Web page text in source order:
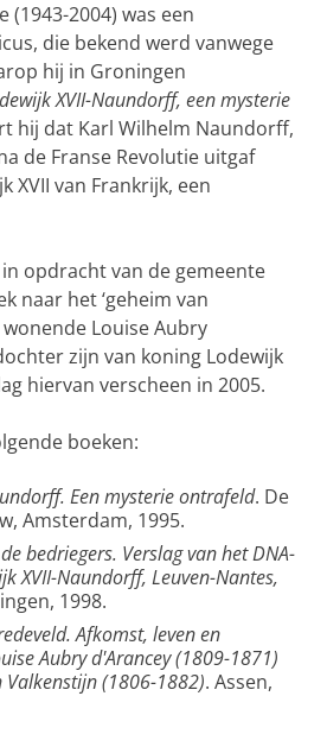
(1943-2004) was een
die bekend werd vanwege
hij in Groningen
XVII-Naundorff, een mysterie
hij dat Karl Wilhelm Naundorff,
de Franse Revolutie uitgaf
XVII van Frankrijk, een
opdracht van de gemeente
naar het ‘geheim van
wonende Louise Aubry
zijn van koning Lodewijk
hiervan verscheen in 2005.
boeken:
Een mysterie ontrafeld. De
Amsterdam, 1995.
bedriegers. Verslag van het DNA-
XVII-Naundorff, Leuven-Nantes,
1998.
Afkomst, leven en
Aubry d'Arancey (1809-1871)
Valkenstijn (1806-1882). Assen,